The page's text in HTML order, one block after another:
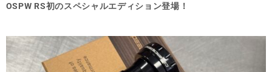
OSPW RS初のスペシャルエディション登場！